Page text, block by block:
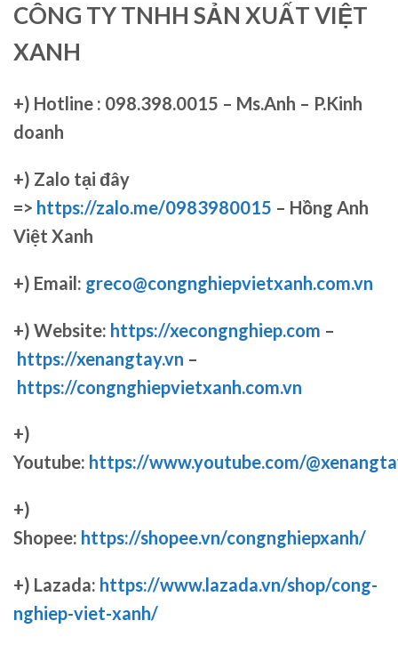
CÔNG TY TNHH SẢN XUẤT VIỆT
XANH
+) Hotline : 098.398.0015 – Ms.Anh – P.Kinh
doanh
+) Zalo tại đây
=> https://zalo.me/0983980015 – Hồng Anh
Việt Xanh
+) Email: greco@congnghiepvietxanh.com.vn
+) Website: https://xecongnghiep.com –
https://xenangtay.vn –
https://congnghiepvietxanh.com.vn
+)
Youtube: https://www.youtube.com/
+)
Shopee: https://shopee.vn/congnghiepxanh/
+) Lazada: https://www.lazada.vn/shop/cong-
nghiep-viet-xanh/